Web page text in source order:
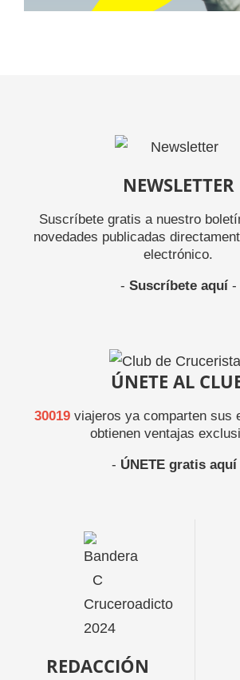
NEWSLETTER
Suscríbete gratis a nuestro
novedades publicadas
electrónico.
- Suscríbete aquí-
ÚNETE AL
30019viajeros ya comparten sus
obtienen ventajas
- ÚNETE gratis aquí
REDACCIÓN